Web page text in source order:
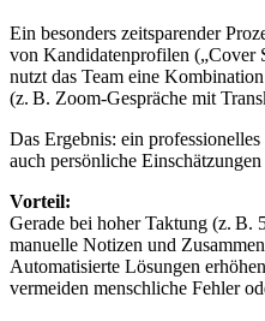
Ein besonders zeitsparender
von Kandidatenprofilen („Cover
nutzt das Team eine
(z. B. Zoom-Gespräche mit
Das Ergebnis: ein
auch persönliche
Vorteil:
Gerade bei hoher Taktung (z. B.
manuelle Notizen und
Automatisierte Lösungen
vermeiden menschliche Fehler